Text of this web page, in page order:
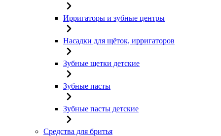
Ирригаторы и зубные центры
Насадки для щёток, ирригаторов
Зубные щетки детские
Зубные пасты
Зубные пасты детские
Средства для бритья